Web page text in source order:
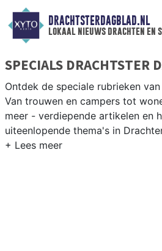
DRACHTSTERDAGBLAD.NL
lokaal nieuws drachten en
SPECIALS DRACHTSTER
Ontdek de speciale rubrieken
Van trouwen en campers tot
meer - verdiepende artikelen en
uiteenlopende thema's in